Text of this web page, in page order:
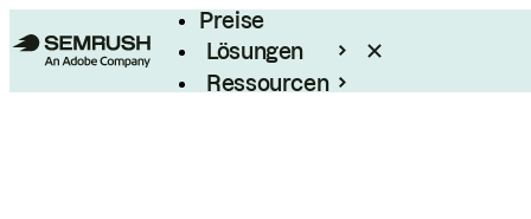
Preise
Lösungen
Ressourcen